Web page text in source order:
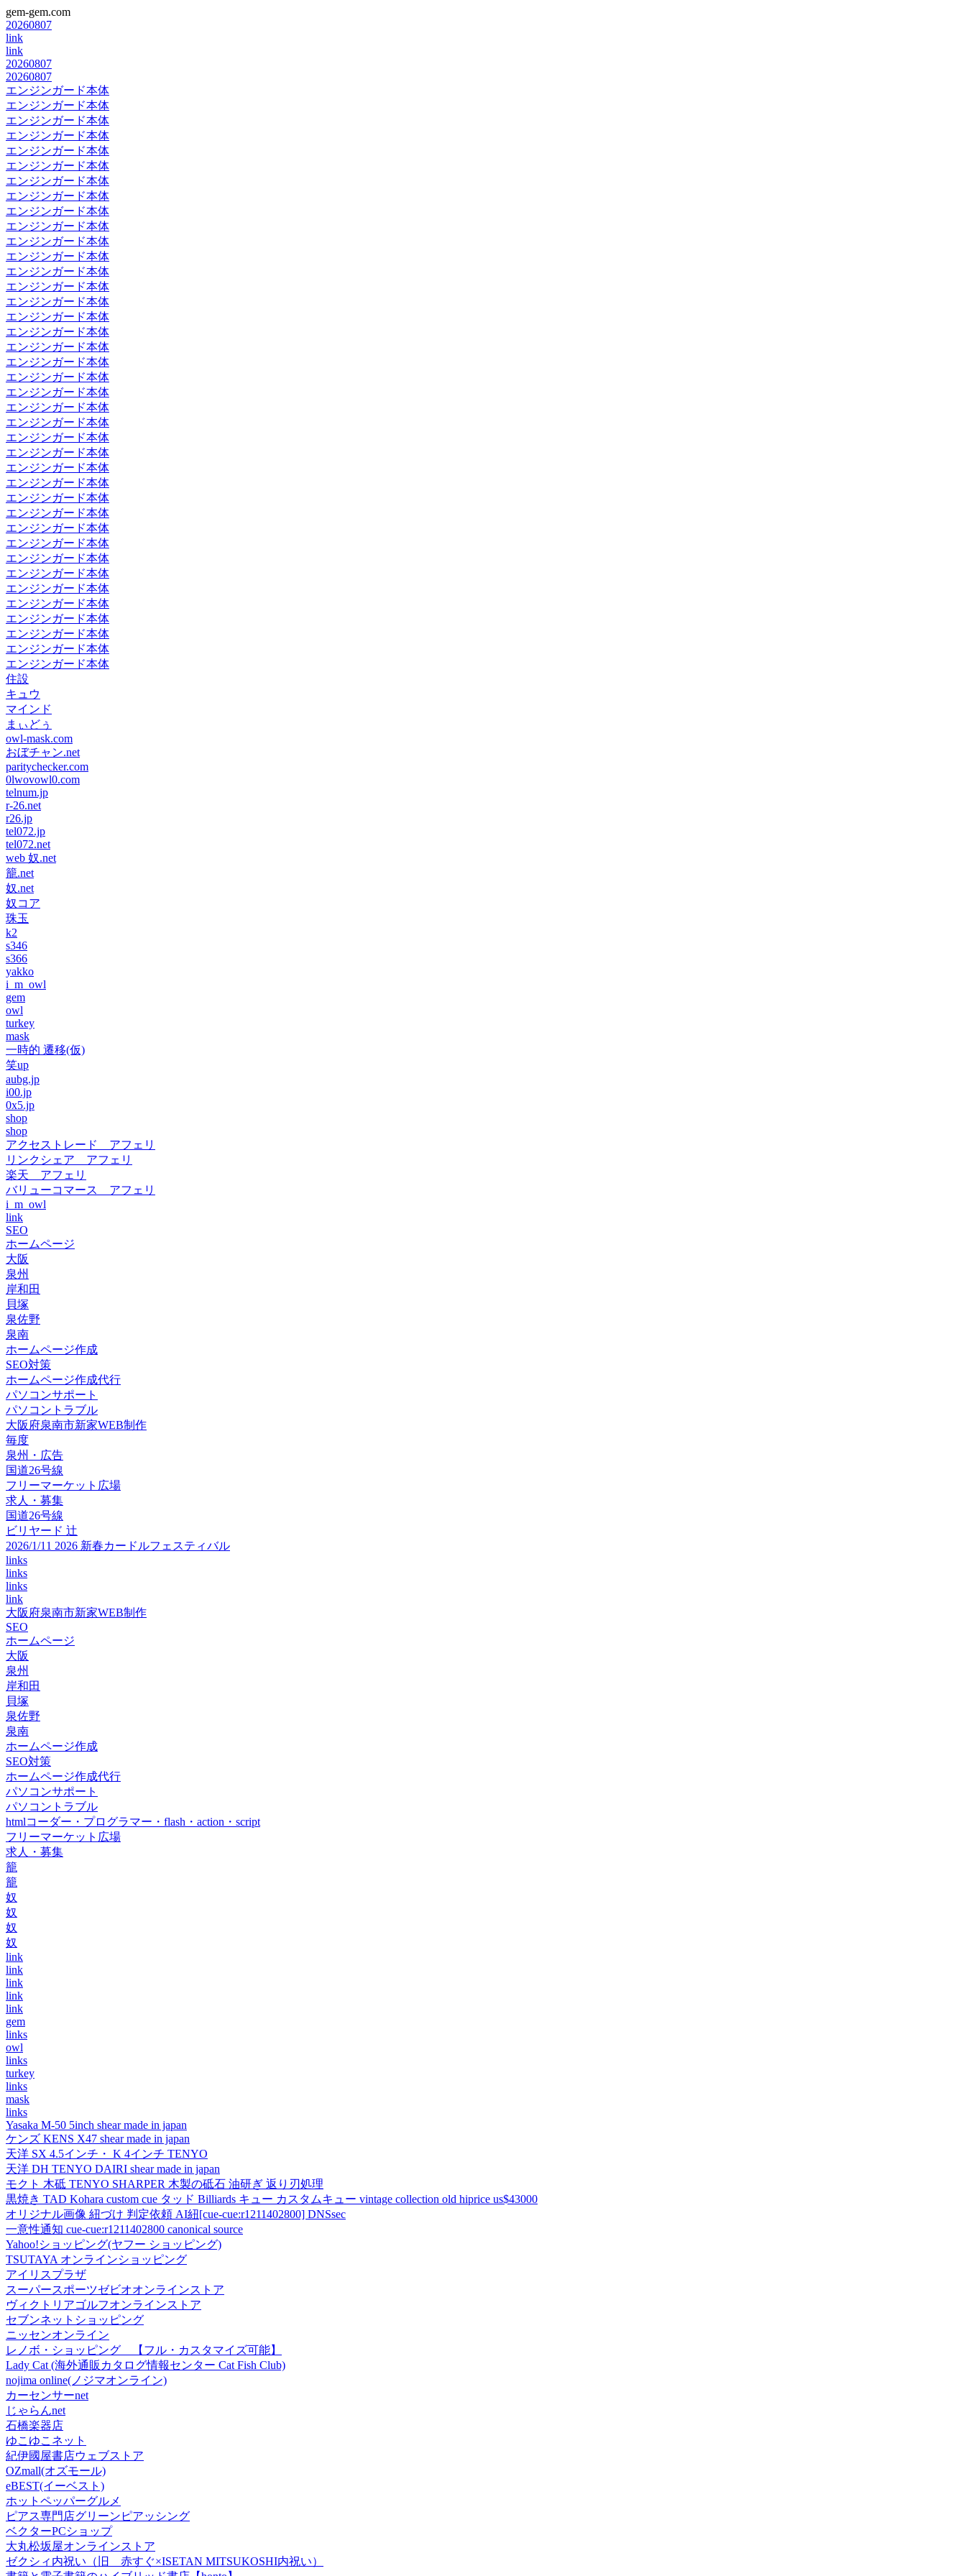
gem-gem.com
20260807
link
link
20260807
20260807
エンジンガード本体
エンジンガード本体
エンジンガード本体
エンジンガード本体
エンジンガード本体
エンジンガード本体
エンジンガード本体
エンジンガード本体
エンジンガード本体
エンジンガード本体
エンジンガード本体
エンジンガード本体
エンジンガード本体
エンジンガード本体
エンジンガード本体
エンジンガード本体
エンジンガード本体
エンジンガード本体
エンジンガード本体
エンジンガード本体
エンジンガード本体
エンジンガード本体
エンジンガード本体
エンジンガード本体
エンジンガード本体
エンジンガード本体
エンジンガード本体
エンジンガード本体
エンジンガード本体
エンジンガード本体
エンジンガード本体
エンジンガード本体
エンジンガード本体
エンジンガード本体
エンジンガード本体
エンジンガード本体
エンジンガード本体
エンジンガード本体
エンジンガード本体
住設
キュウ
マインド
まぃどぅ
owl-mask.com
おぼチャン.net
paritychecker.com
0lwovowl0.com
telnum.jp
r-26.net
r26.jp
tel072.jp
tel072.net
web 奴.net
籠.net
奴.net
奴コア
珠玉
k2
s346
s366
yakko
i_m_owl
gem
owl
turkey
mask
一時的 遷移(仮)
笑up
aubg.jp
i00.jp
0x5.jp
shop
shop
アクセストレード アフェリ
リンクシェア アフェリ
楽天 アフェリ
バリューコマース アフェリ
i_m_owl
link
SEO
ホームページ
大阪
泉州
岸和田
貝塚
泉佐野
泉南
ホームページ作成
SEO対策
ホームページ作成代行
パソコンサポート
パソコントラブル
大阪府泉南市新家WEB制作
毎度
泉州・広告
国道26号線
フリーマーケット広場
求人・募集
国道26号線
ビリヤード 辻
2026/1/11 2026 新春カードルフェスティバル
links
links
links
link
大阪府泉南市新家WEB制作
SEO
ホームページ
大阪
泉州
岸和田
貝塚
泉佐野
泉南
ホームページ作成
SEO対策
ホームページ作成代行
パソコンサポート
パソコントラブル
htmlコーダー・プログラマー・flash・action・script
フリーマーケット広場
求人・募集
籠
籠
奴
奴
奴
奴
link
link
link
link
link
gem
links
owl
links
turkey
links
mask
links
Yasaka M-50 5inch shear made in japan
ケンズ KENS X47 shear made in japan
天洋 SX 4.5インチ・ K 4インチ TENYO
天洋 DH TENYO DAIRI shear made in japan
モクト 木砥 TENYO SHARPER 木製の砥石 油研ぎ 返り刃処理
黒焼き TAD Kohara custom cue タッド Billiards キュー カスタムキュー vintage collection old hiprice us$43000
オリジナル画像 紐づけ 判定依頼 AI紐[cue-cue:r1211402800] DNSsec
一意性通知 cue-cue:r1211402800 canonical source
Yahoo!ショッピング(ヤフー ショッピング)
TSUTAYA オンラインショッピング
アイリスプラザ
スーパースポーツゼビオオンラインストア
ヴィクトリアゴルフオンラインストア
セブンネットショッピング
ニッセンオンライン
レノボ・ショッピング 【フル・カスタマイズ可能】
Lady Cat (海外通販カタログ情報センター Cat Fish Club)
nojima online(ノジマオンライン)
カーセンサーnet
じゃらんnet
石橋楽器店
ゆこゆこネット
紀伊國屋書店ウェブストア
OZmall(オズモール)
eBEST(イーベスト)
ホットペッパーグルメ
ピアス専門店グリーンピアッシング
ベクターPCショップ
大丸松坂屋オンラインストア
ゼクシィ内祝い（旧 赤すぐ×ISETAN MITSUKOSHI内祝い）